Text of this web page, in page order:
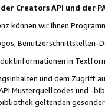
Creators API und der
können wir Ihnen
Benutzerschnittstellen-
in
und dem Zugriff
Musterquellcodes und
geltenden